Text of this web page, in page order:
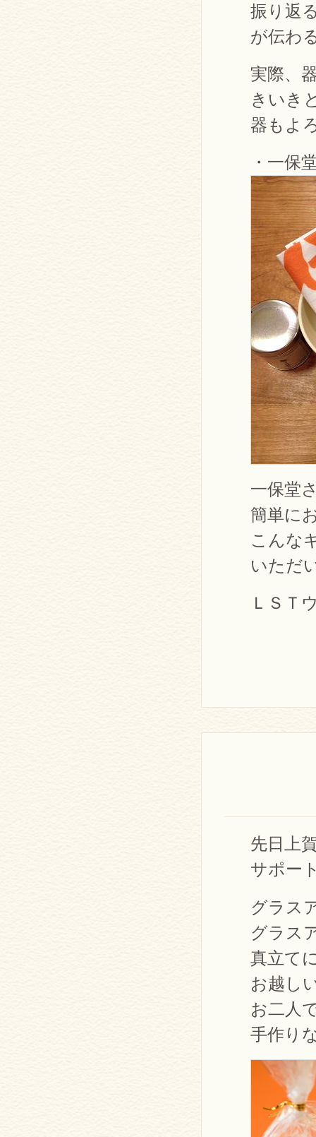
振り返
が伝わ
実際、
きいき
器もよ
・一保
一保堂
簡単に
こんな
いただ
ＬＳＴ
先日上
サポー
グラス
グラス
真立て
お越し
お二人
手作り